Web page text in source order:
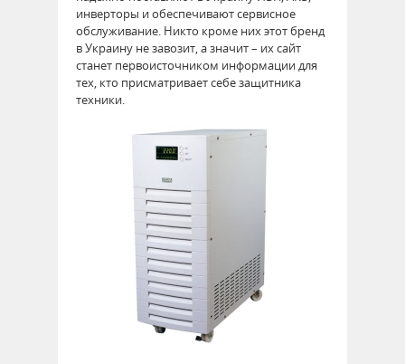
инверторы и обеспечивают сервисное
обслуживание. Никто кроме них этот бренд
в Украину не завозит, а значит – их сайт
станет первоисточником информации для
тех, кто присматривает себе защитника
техники.